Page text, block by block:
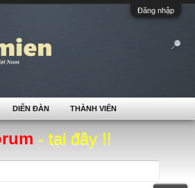
Đăng nhập
- tại đây !!
DIỄN ĐÀN THÀNH VIÊN